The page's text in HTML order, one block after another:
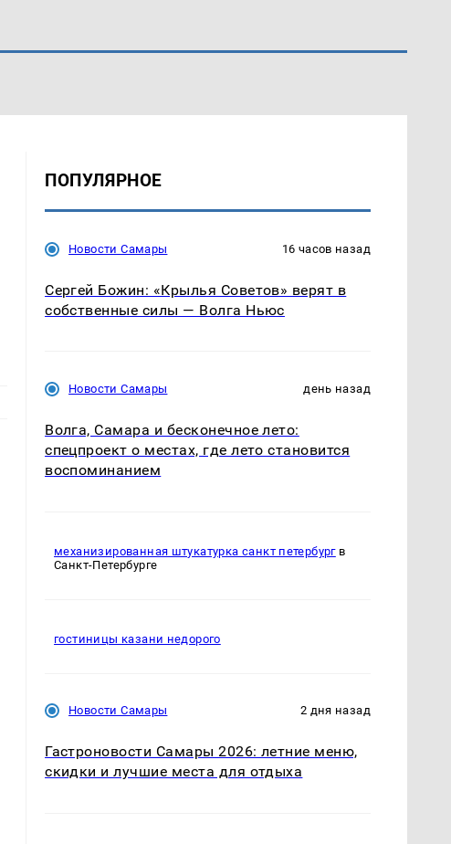
ПОПУЛЯРНОЕ
Новости Самары 16 часов назад
Сергей Божин: «Крылья Советов» верят в
собственные силы — Волга Ньюс
Новости Самары день назад
Волга, Самара и бесконечное лето:
спецпроект о местах, где лето становится
воспоминанием
механизированная штукатурка санкт петербургв
Санкт-Петербурге
гостиницы казани недорого
Новости Самары 2 дня назад
Гастроновости Самары 2026: летние меню,
скидки и лучшие места для отдыха